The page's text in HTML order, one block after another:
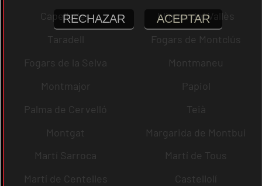
Capellades
Llinars del Vallès
Taradell
Fogars de Montclús
Fogars de la Selva
Montmaneu
Montmajor
Papiol
Palma de Cervelló
Teià
Montgat
Margarida de Montbui
Martí Sarroca
Martí de Tous
Martí de Centelles
Castellolí
RECHAZAR ACEPTAR